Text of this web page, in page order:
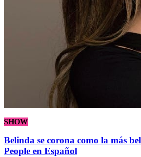
SHOW
Belinda se corona como la más
People en Español